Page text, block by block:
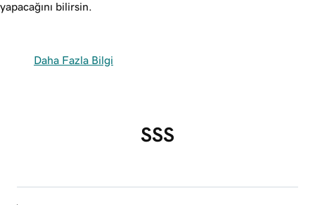
yapacağını bilirsin.
Daha Fazla Bilgi
SSS